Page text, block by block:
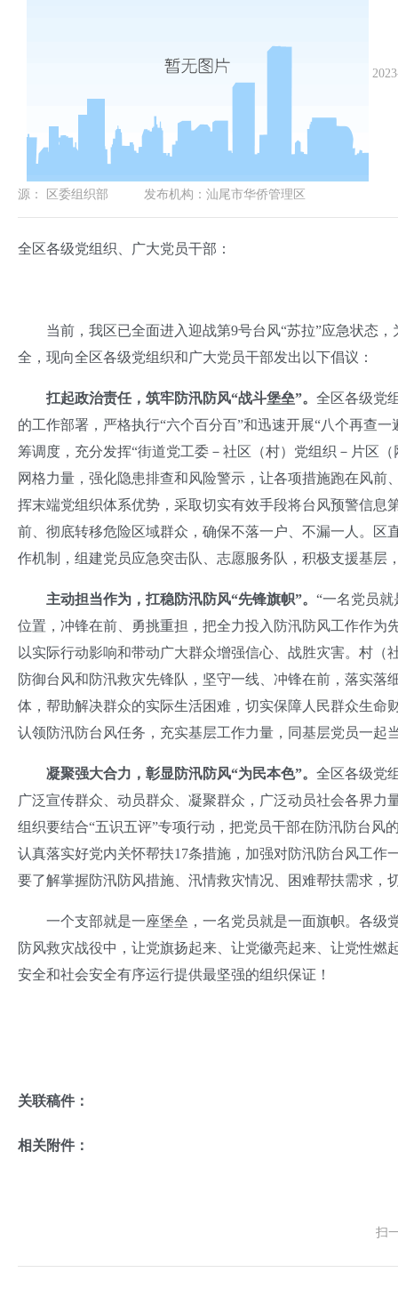
源： 区委组织部 发布机构： 汕尾市华侨管理区
全区各级党组织、广大党员干部：
当前，我区已全面进入迎战第9号台风“苏拉”应急状态，
全，现向全区各级党组织和广大党员干部发出以下倡议：
扛起政治责任，筑牢防汛防风“战斗堡垒”。 全区各级党
的工作部署，严格执行“六个百分百”和迅速开展“八个再查
筹调度，充分发挥“街道党工委－社区（村）党组织－片区
网格力量，强化隐患排查和风险警示，让各项措施跑在风
挥末端党组织体系优势，采取切实有效手段将台风预警信
前、彻底转移危险区域群众，确保不落一户、不漏一人。区
作机制，组建党员应急突击队、志愿服务队，积极支援基层
主动担当作为，扛稳防汛防风“先锋旗帜”。 “一名党员
位置，冲锋在前、勇挑重担，把全力投入防汛防风工作作
以实际行动影响和带动广大群众增强信心、战胜灾害。村
防御台风和防汛救灾先锋队，坚守一线、冲锋在前，落实
体，帮助解决群众的实际生活困难，切实保障人民群众生
认领防汛防台风任务，充实基层工作力量，同基层党员一起
凝聚强大合力，彰显防汛防风“为民本色”。 全区各级党
广泛宣传群众、动员群众、凝聚群众，广泛动员社会各界
组织要结合“五识五评”专项行动，把党员干部在防汛防台
认真落实好党内关怀帮扶17条措施，加强对防汛防台风工
要了解掌握防汛防风措施、汛情救灾情况、困难帮扶需求，
一个支部就是一座堡垒，一名党员就是一面旗帜。各级
防风救灾战役中，让党旗扬起来、让党徽亮起来、让党性
安全和社会安全有序运行提供最坚强的组织保证！
关联稿件：
相关附件：
扫